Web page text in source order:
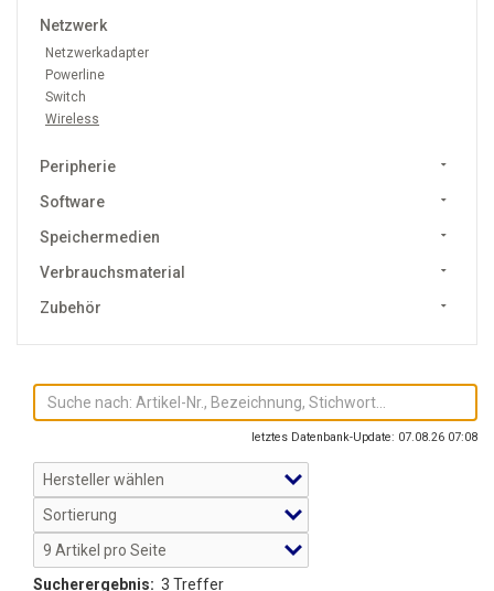
Netzwerk
Netzwerkadapter
Powerline
Switch
Wireless
Peripherie
Software
Speichermedien
Verbrauchsmaterial
Zubehör
letztes Datenbank-Update: 07.08.26 07:08
Sucherergebnis: 3 Treffer